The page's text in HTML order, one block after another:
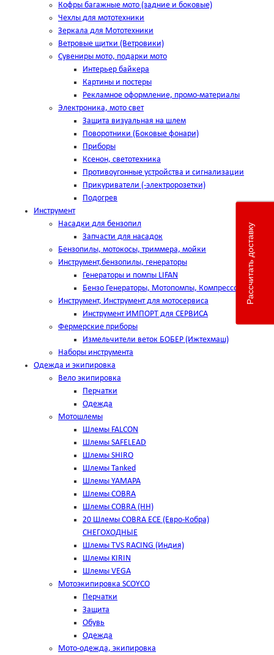
Кофры багажные мото (задние и боковые)
Чехлы для мототехники
Зеркала для Мототехники
Ветровые щитки (Ветровики)
Сувениры мото, подарки мото
Интерьер байкера
Картины и постеры
Рекламное оформление, промо-материалы
Электроника, мото свет
Защита визуальная на шлем
Поворотники (Боковые фонари)
Приборы
Ксенон, светотехника
Противоугонные устройства и сигнализации
Прикуриватели (-электророзетки)
Подогрев
Инструмент
Насадки для бензопил
Запчасти для насадок
Бензопилы, мотокосы, триммера, мойки
Инструмент,бензопилы, генераторы
Генераторы и помпы LIFAN
Бензо Генераторы, Мотопомпы, Компрессоры
Инструмент, Инструмент для мотосервиса
Инструмент ИМПОРТ для СЕРВИСА
Фермерские приборы
Измельчители веток БОБЕР (Ижтехмаш)
Наборы инструмента
Одежда и экипировка
Вело экипировка
Перчатки
Одежда
Мотошлемы
Шлемы FALCON
Шлемы SAFELEAD
Шлемы SHIRO
Шлемы Tanked
Шлемы YAMAPA
Шлемы COBRA
Шлемы COBRA (HH)
20 Шлемы COBRA ECE (Евро-Кобра)
СНЕГОХОДНЫЕ
Шлемы TVS RACING (Индия)
Шлемы KIRIN
Шлемы VEGA
Мотоэкипировка SCOYCO
Перчатки
Защита
Обувь
Одежда
Мото-одежда, экипировка
Рассчитать доставку